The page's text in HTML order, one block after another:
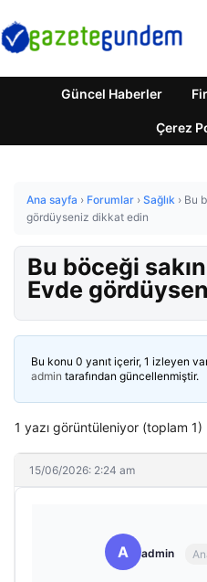
Güncel Haberler
Çerez
Ana sayfa › Forumlar › Sağlık › Bu
gördüyseniz dikkat edin
Bu böceği
Evde
Bu konu 0 yanıt içerir, 1 izleyen
admin tarafından güncellenmiştir.
1 yazı görüntüleniyor (toplam 1)
15/06/2026: 2:24 am
A admin